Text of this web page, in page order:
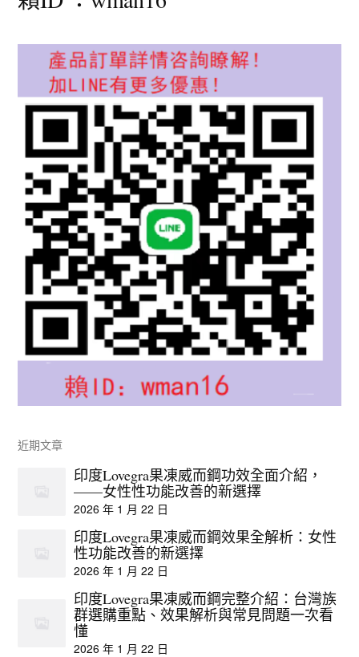
近期文章
印度Lovegra果凍威而鋼功效全面介紹，
——女性性功能改善的新選擇
2026 年 1 月 22 日
印度Lovegra果凍威而鋼效果全解析：女性
性功能改善的新選擇
2026 年 1 月 22 日
印度Lovegra果凍威而鋼完整介紹：台灣族
群選購重點、效果解析與常見問題一次看
懂
2026 年 1 月 22 日